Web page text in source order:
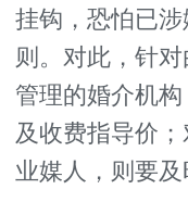
挂钩，恐怕已
则。对此，针
管理的婚介机
及收费指导价
业媒人，则要及